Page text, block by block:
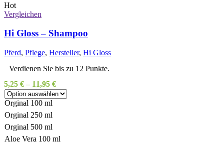
Hot
Vergleichen
Hi Gloss – Shampoo
Pferd, Pflege, Hersteller, Hi Gloss
Verdienen Sie bis zu 12 Punkte.
5,25 € – 11,95 €
Orginal 100 ml
Orginal 250 ml
Orginal 500 ml
Aloe Vera 100 ml